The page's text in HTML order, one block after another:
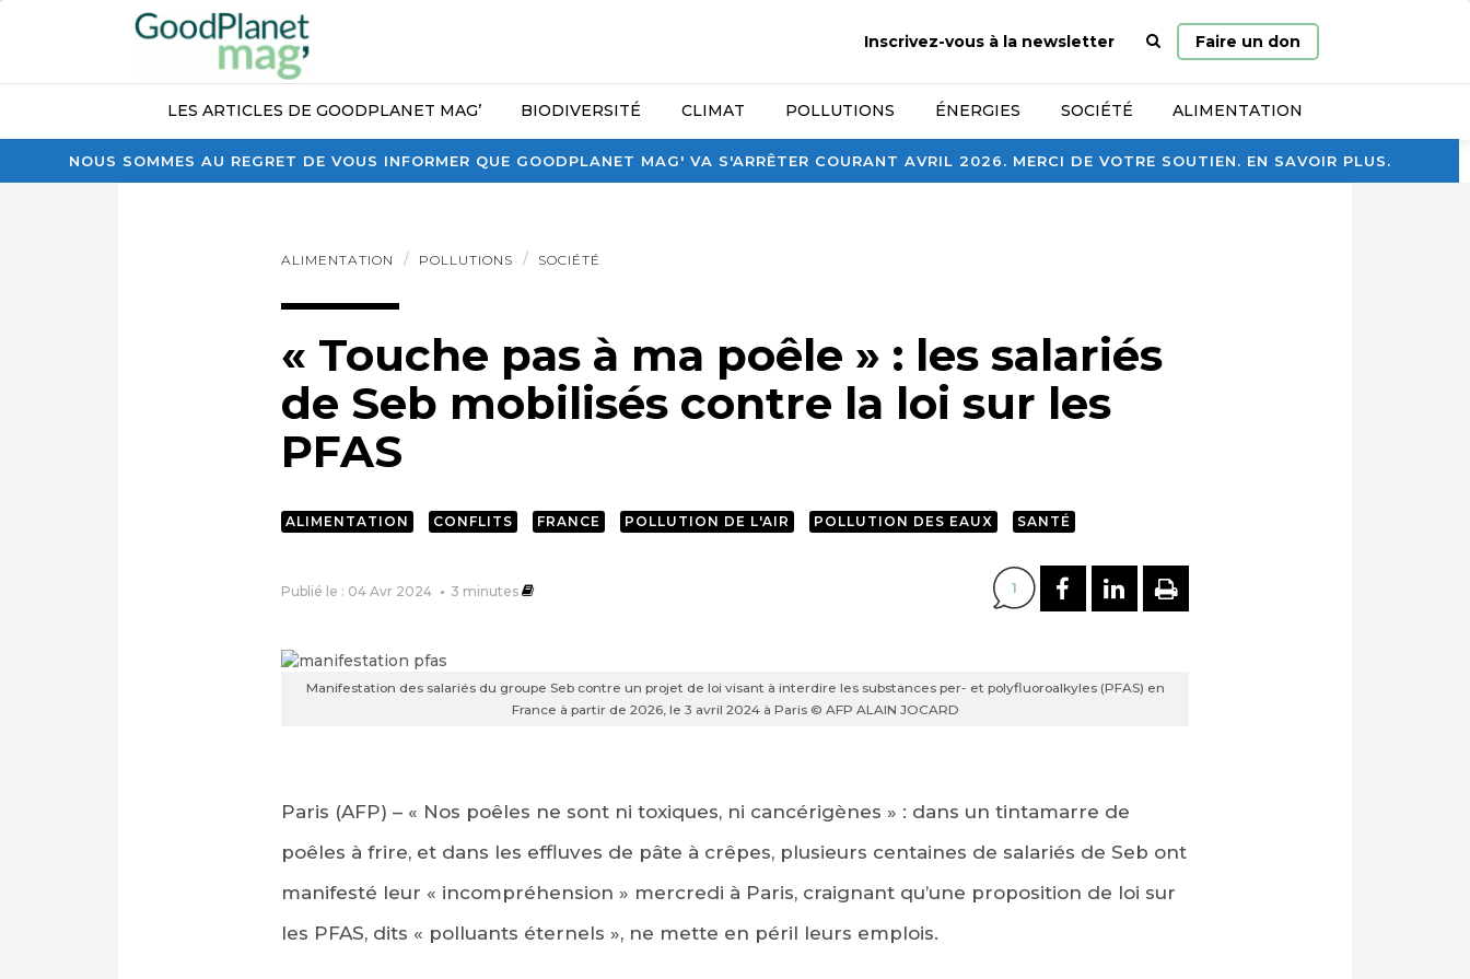
NOUS SOMMES AU REGRET DE VOUS INFORMER QUE GOODPLANET MAG' VA S'ARRÊTER COURANT AVRIL 2026. MERCI DE VOTRE SOUTIEN. EN SAVOIR PLUS.
Inscrivez-vous à la newsletter
Page
d’accueil
Faire un don
LES ARTICLES DE GOODPLANET MAG’ BIODIVERSITÉ CLIMAT POLLUTIONS ÉNERGIES SOCIÉTÉ ALIMENTATION
ALIMENTATION POLLUTIONS SOCIÉTÉ
« Touche pas à ma poêle » : les salariés
de Seb mobilisés contre la loi sur les
PFAS
ALIMENTATION CONFLITS FRANCE POLLUTION DE L'AIR POLLUTION DES EAUX SANTÉ
Publié le : 04 Avr 2024 3 minutes 1 PARTAGER SUR FACEBOOK
PARTAGER SUR
IMPRIMER
Manifestation des salariés du groupe Seb contre un projet de loi visant à interdire les substances per- et polyfluoroalkyles (PFAS) en
France à partir de 2026, le 3 avril 2024 à Paris © AFP ALAIN JOCARD
Paris (AFP) – « Nos poêles ne sont ni toxiques, ni cancérigènes » : dans un tintamarre de
poêles à frire, et dans les effluves de pâte à crêpes, plusieurs centaines de salariés de Seb ont
manifesté leur « incompréhension » mercredi à Paris, craignant qu’une proposition de loi sur
les PFAS, dits « polluants éternels », ne mette en péril leurs emplois.